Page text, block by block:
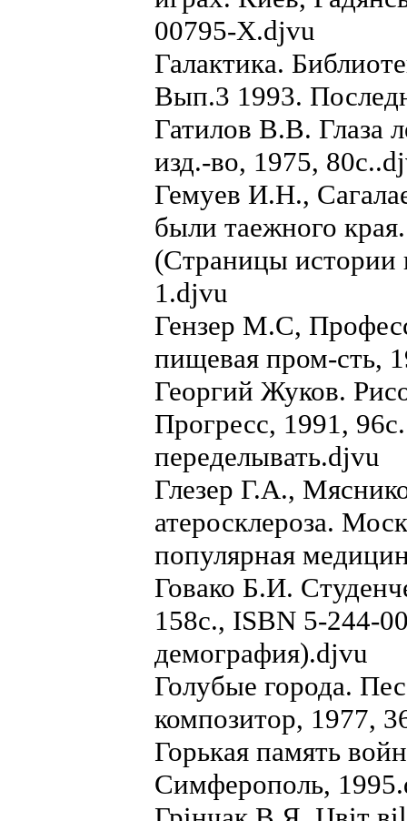
00795-X.djvu
Галактика.
Вып.3 1993.
Гатилов В.В. Глаза
изд.-во, 1975,
Гемуев И.Н.,
были таежного
(Страницы
1.djvu
Гензер М.С,
пищевая пром-сть,
Георгий Жуков.
Прогресс, 1991,
переделывать.djvu
Глезер Г.А.,
атеросклероза.
популярная
Говако Б.И.
158с., ISBN 5-244-
демография).djvu
Голубые города.
композитор, 1977,
Горькая память
Симферополь,